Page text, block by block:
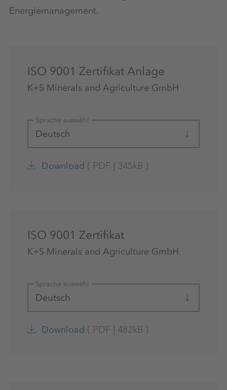
Energiemanagement.
ISO 9001 Zertifikat Anlage
K+S Minerals and Agriculture GmbH
Sprache auswählen
Deutsch
Download ( PDF | 345kB )
ISO 9001 Zertifikat
K+S Minerals and Agriculture GmbH
Sprache auswählen
Deutsch
Download ( PDF | 482kB )